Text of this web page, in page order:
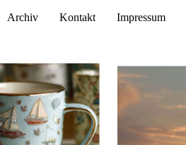
Archiv Kontakt Impressum